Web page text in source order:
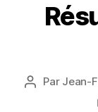
Auteur
Par Jean-